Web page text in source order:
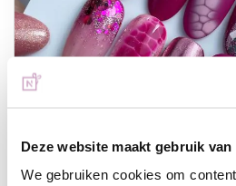
Deze website maakt gebruik van
We gebruiken cookies om